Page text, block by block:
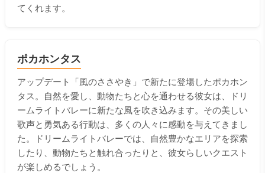
てくれます。
ポカホンタス
アップデート「風のささやき」で新たに登場したポカホン
タス。自然を愛し、動物たちと心を通わせる彼女は、ドリ
ームライトバレーに新たな風を吹き込みます。その美しい
歌声と勇気ある行動は、多くの人々に感動を与えてきまし
た。ドリームライトバレーでは、自然豊かなエリアを探索
したり、動物たちと触れ合ったりと、彼女らしいクエスト
が楽しめるでしょう。